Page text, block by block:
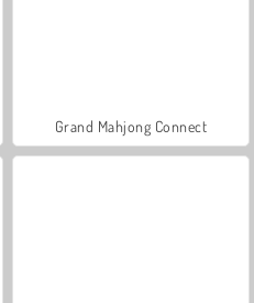
Grand Mahjong Connect